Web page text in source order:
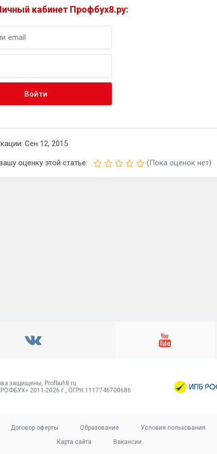
кабинет Профбух8.ру:
Сен 12, 2015
оценку этой статье: (Пока оценок нет)
защищены, Profbuh8.ru
2011-2026 г., ОГРН 1117746700686
Договор оферты Образование Условия пользования
Карта сайта
Вакансии